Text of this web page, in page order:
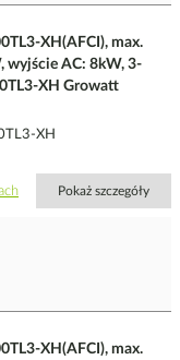
XH(AFCI), max.
wyjście AC: 8kW, 3-
XH Growatt
XH
Pokaż szczegóły
XH(AFCI), max.